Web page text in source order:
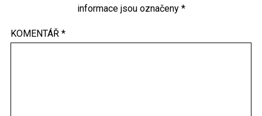
informace jsou označeny *
KOMENTÁŘ *